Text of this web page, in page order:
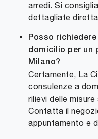
arredi. Si
dettagliate
Posso
domicilio per un
Milano?
Certamente, La
consulenze a
rilievi delle
Contatta il
appuntamento e